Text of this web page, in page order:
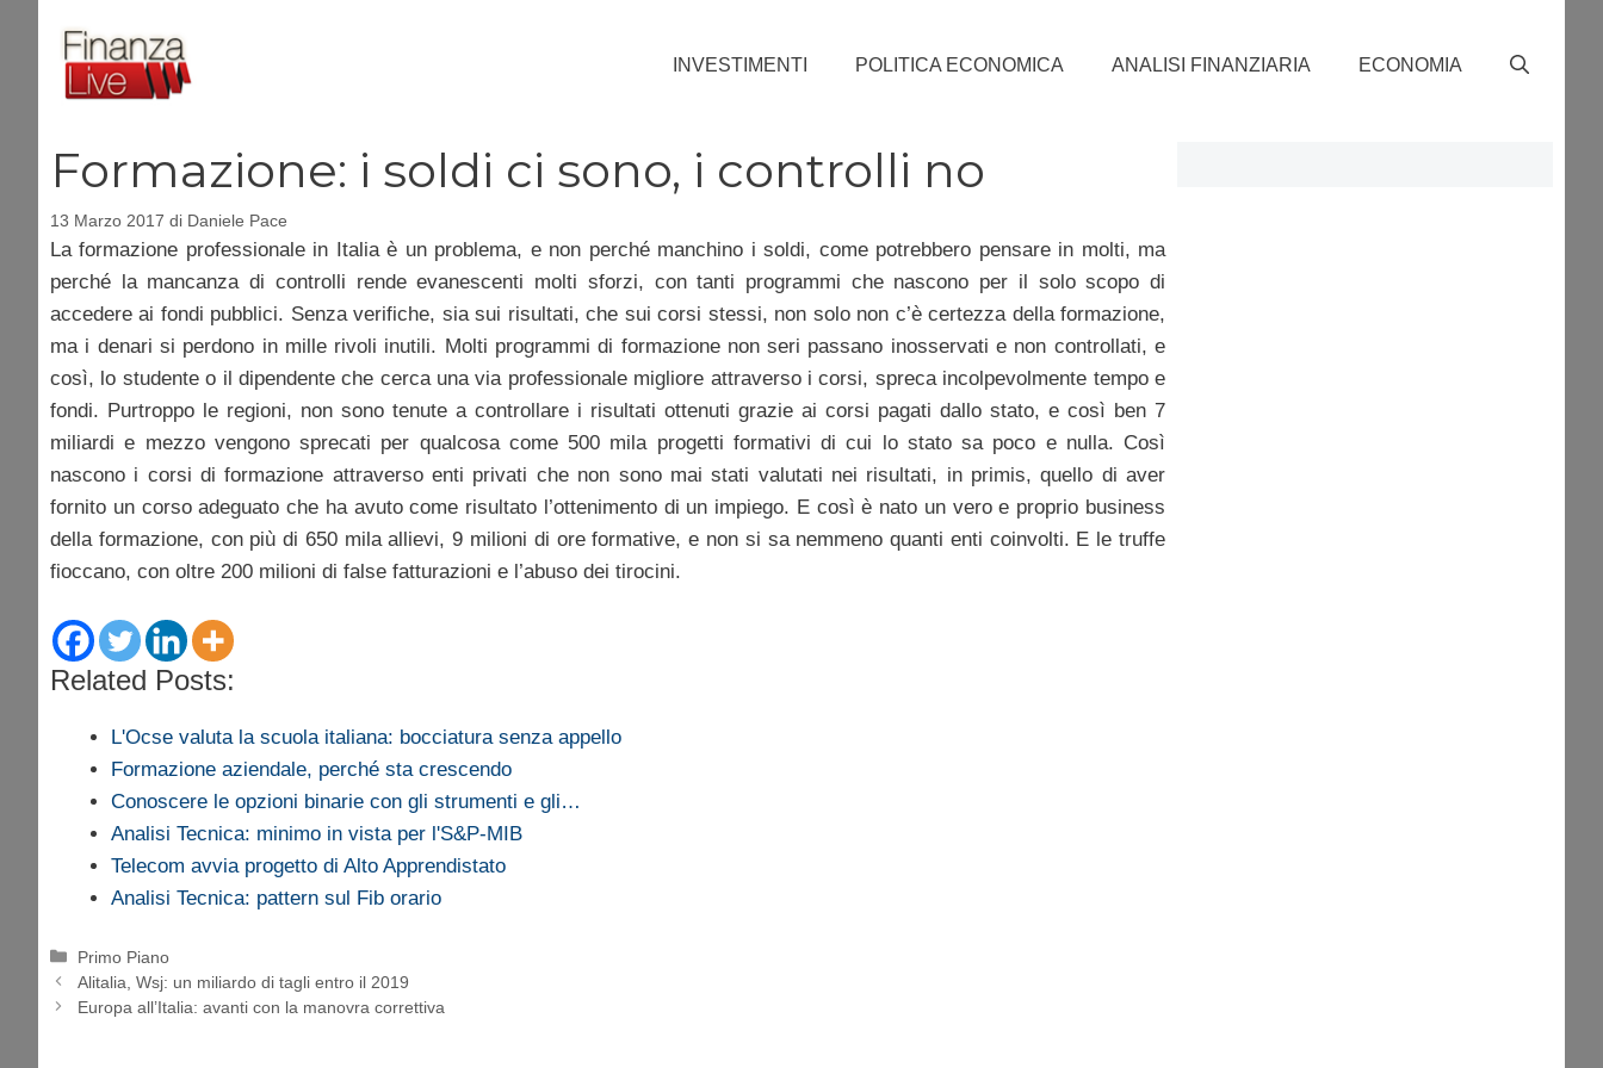
contenuto
INVESTIMENTI POLITICA ECONOMICA ANALISI FINANZIARIA ECONOMIA
Formazione: i soldi ci sono, i controlli no
13 Marzo 2017 di Daniele Pace
La formazione professionale in Italia è un problema, e non perché manchino i soldi, come potrebbero pensare in molti, ma
perché la mancanza di controlli rende evanescenti molti sforzi, con tanti programmi che nascono per il solo scopo di
accedere ai fondi pubblici. Senza verifiche, sia sui risultati, che sui corsi stessi, non solo non c’è certezza della formazione,
ma i denari si perdono in mille rivoli inutili. Molti programmi di formazione non seri passano inosservati e non controllati, e
così, lo studente o il dipendente che cerca una via professionale migliore attraverso i corsi, spreca incolpevolmente tempo e
fondi. Purtroppo le regioni, non sono tenute a controllare i risultati ottenuti grazie ai corsi pagati dallo stato, e così ben 7
miliardi e mezzo vengono sprecati per qualcosa come 500 mila progetti formativi di cui lo stato sa poco e nulla. Così
nascono i corsi di formazione attraverso enti privati che non sono mai stati valutati nei risultati, in primis, quello di aver
fornito un corso adeguato che ha avuto come risultato l’ottenimento di un impiego. E così è nato un vero e proprio business
della formazione, con più di 650 mila allievi, 9 milioni di ore formative, e non si sa nemmeno quanti enti coinvolti. E le truffe
fioccano, con oltre 200 milioni di false fatturazioni e l’abuso dei tirocini.
Related Posts:
L'Ocse valuta la scuola italiana: bocciatura senza appello
Formazione aziendale, perché sta crescendo
Conoscere le opzioni binarie con gli strumenti e gli…
Analisi Tecnica: minimo in vista per l'S&P-MIB
Telecom avvia progetto di Alto Apprendistato
Analisi Tecnica: pattern sul Fib orario
Categorie
Primo Piano
Alitalia, Wsj: un miliardo di tagli entro il 2019
Europa all’Italia: avanti con la manovra correttiva